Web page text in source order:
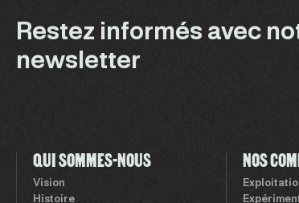
Restez informés avec
newsletter
QUI SOMMES-NOUS
Vision
Histoire
NOS